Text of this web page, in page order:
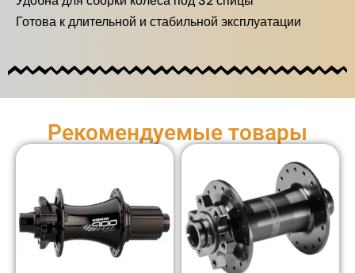
Готова к длительной и стабильной эксплуатации
Рекомендуемые товары